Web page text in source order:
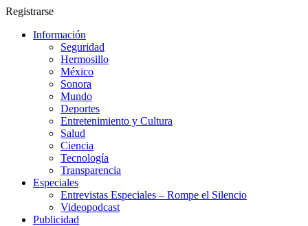
Registrarse
Información
Seguridad
Hermosillo
México
Sonora
Mundo
Deportes
Entretenimiento y Cultura
Salud
Ciencia
Tecnología
Transparencia
Especiales
Entrevistas Especiales – Rompe el Silencio
Videopodcast
Publicidad